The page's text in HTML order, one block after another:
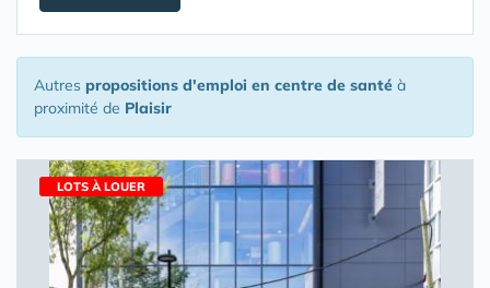
Autres propositions d'emploi en centre de santé à
proximité de Plaisir
LOTS À LOUER